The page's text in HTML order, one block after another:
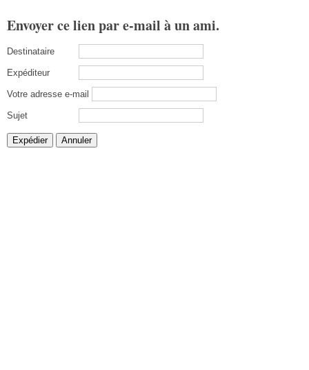
Envoyer ce lien par e-mail à un ami.
Destinataire
Expéditeur
Votre adresse e-mail
Sujet
Expédier Annuler